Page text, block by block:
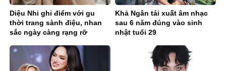
Diệu Nhi ghi điểm với gu
thời trang sành điệu, nhan
sắc ngày càng rạng rỡ
Khả Ngân tái xuất âm nhạc
sau 6 năm đúng vào sinh
nhật tuổi 29